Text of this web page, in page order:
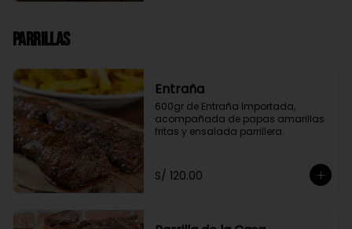
Parrillas
Entraña
600gr de Entraña Importada,
acompañada de papas amarillas
fritas y ensalada parrillera.
S/ 120.00